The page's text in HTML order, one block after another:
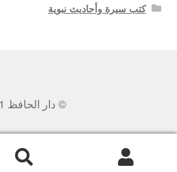
كتب سيرة وأحاديث نبوية
© دار الحافظ 2021